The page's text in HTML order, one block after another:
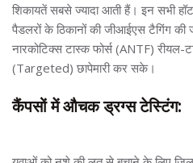
शिकायतें सबसे ज्यादा आती हैं। इन सभी
पैडलरों के ठिकानों की जीआईएस टैगिंग की
नारकोटिक्स टास्क फोर्स (ANTF) रीयल-
(Targeted) छापेमारी कर सके।
कैंपसों में औचक ड्रग्स टेस्टिंग: